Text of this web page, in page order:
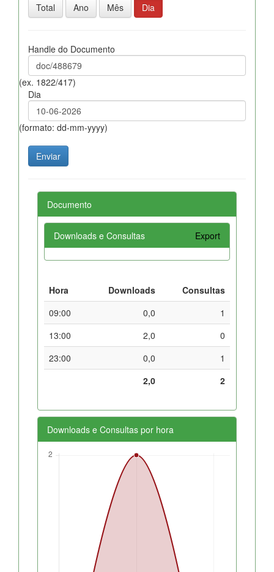
Total
Ano Mês Dia
Handle do Documento
(ex. 1822/417)
Dia
(formato: dd-mm-yyyy)
Documento
Downloads e Consultas Export
Hora Downloads
Consultas
09:00
0,0
1
13:00
2,0
0
23:00
0,0
1
2,0
2
Downloads e Consultas por hora